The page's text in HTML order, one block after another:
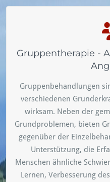
Gruppentherapie -
Gruppenbehandlungen
verschiedenen
wirksam. Neben der
Grundproblemen, bieten
gegenüber der
Unterstützung, die
Menschen ähnliche
Lernen, Verbesserung